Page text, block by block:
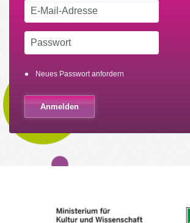
Neues Passwort anfordern